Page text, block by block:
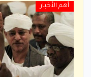
أهم الأخبار